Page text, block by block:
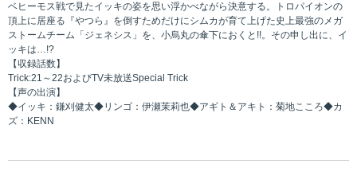
ベヒーモス戦で見たイッキの姿を思い浮かべながら決意する。トロパイオンの
頂上に居座る『やつら』を倒すためだけにシムカが育て上げた史上最強のメガ
ストームチーム「ジェネシス」を、小烏丸の傘下におくと!!。その申し出に、イ
ッキは…!?
【収録話数】
Trick:21～22およびTV未放送Special Trick
【声の出演】
◆イッキ：鎌刈健太◆リンゴ：伊瀬茉莉也◆アギト＆アキト：菊地こころ◆カ
ズ：KENN